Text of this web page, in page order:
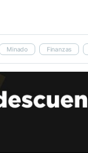
Minado Finanzas